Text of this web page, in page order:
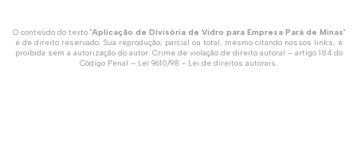
O conteúdo do texto "Aplicação de Divisória de Vidro para Empresa Pará de Minas"
é de direito reservado. Sua reprodução, parcial ou total, mesmo citando nossos links, é
proibida sem a autorização do autor. Crime de violação de direito autoral – artigo 184 do
Código Penal – Lei 9610/98 - Lei de direitos autorais.